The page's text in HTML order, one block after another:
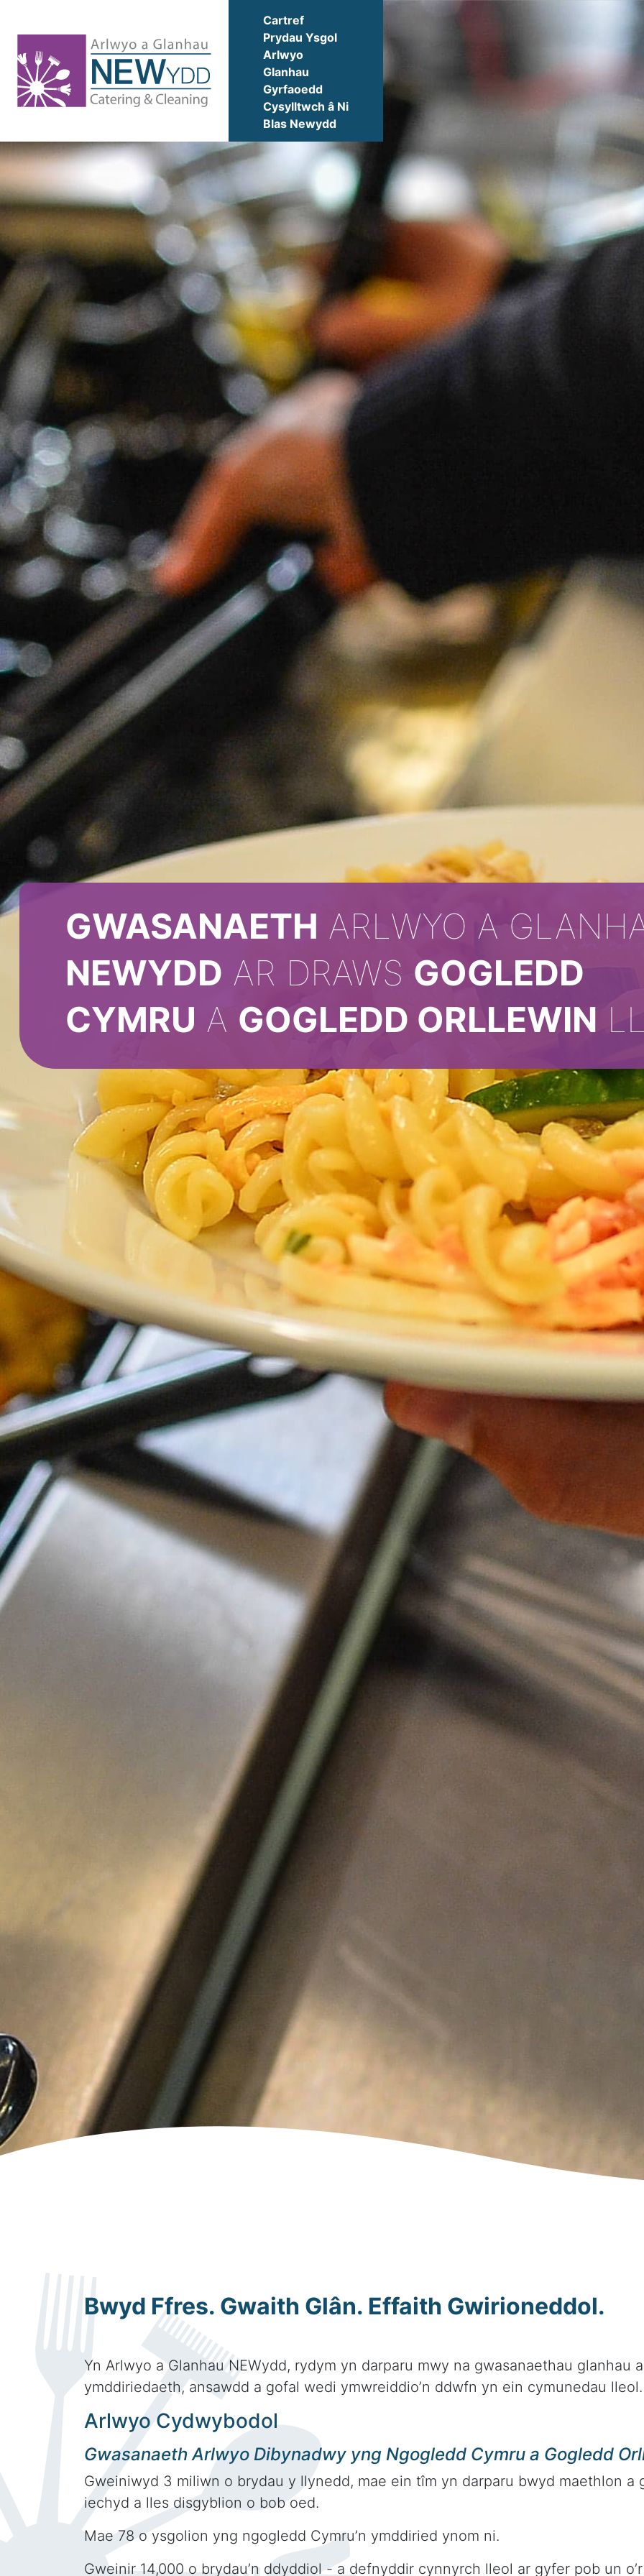
Prydau
Ysgol
Arlwyo
Glanhau
Cysylltwch
Ni
Blas
Newydd
Cartref
Prydau Ysgol
Arlwyo
Glanhau
Gyrfaoedd
Cysylltwch â Ni
Blas Newydd
GWASANAETH ARLWYO A
NEWYDD AR DRAWS GOGLEDD
CYMRU A GOGLEDD ORLLEWIN
Bwyd Ffres. Gwaith Glân. Effaith Gwirioneddol.
Yn Arlwyo a Glanhau NEWydd, rydym yn darparu mwy na gwasanaethau glanhau
ymddiriedaeth, ansawdd a gofal wedi ymwreiddio’n ddwfn yn ein cymunedau lleol.
Arlwyo Cydwybodol
Gwasanaeth Arlwyo Dibynadwy yng Ngogledd Cymru a Gogledd
Gweiniwyd 3 miliwn o brydau y llynedd, mae ein tîm yn darparu bwyd maethlon a
iechyd a lles disgyblion o bob oed.
Mae 78 o ysgolion yng ngogledd Cymru’n ymddiried ynom ni.
Gweinir 14,000 o brydau’n ddyddiol - a defnyddir cynnyrch lleol ar gyfer pob un